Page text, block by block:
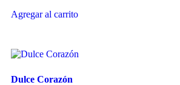
Agregar al carrito
Dulce Corazón